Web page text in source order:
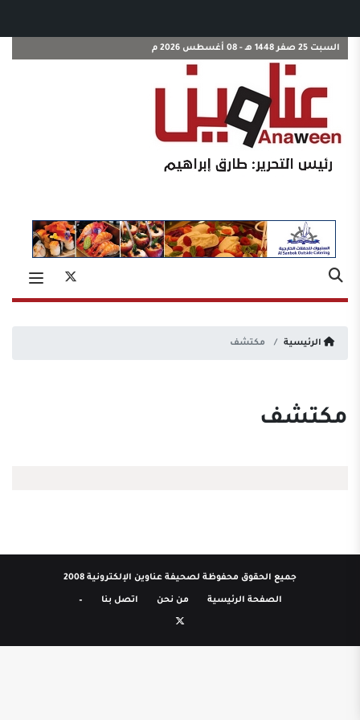
السبت 25 صفر 1448 هـ - 08 أغسطس 2026 م
الرئيسية مكتشف
مكتشف
جميع الحقوق محفوظة لصحيفة عناوين الإلكترونية 2008
الصفحة الرئيسية من نحن اتصل بنا –